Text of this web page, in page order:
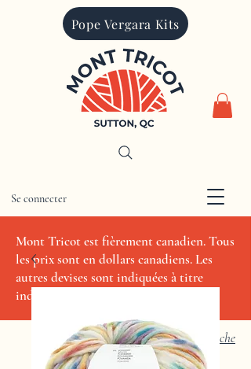
Pope Vergara Kits
CAD (C$)
Mont Tricot est fièrement canadien. Tous
les prix sont en dollars canadiens. Les
autres devises sont indiquées à titre
indicatif seulement.
Se connecter
Recherche